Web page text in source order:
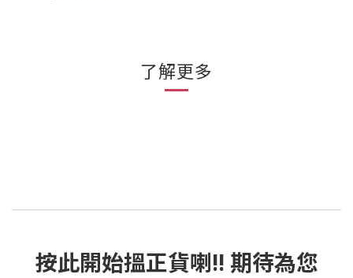
了解更多
按此開始搵正貨喇!! 期待為您